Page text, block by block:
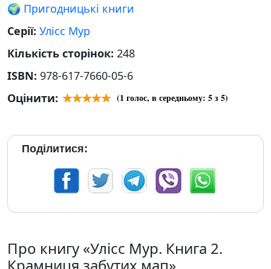
🌍 Пригодницькі книги
Серії: Улісс Мур
Кількість сторінок: 248
ISBN: 978-617-7660-05-6
Оцінити:
(1 голос, в середньому: 5з 5)
Поділитися:
Про книгу «Улісс Мур. Книга 2.